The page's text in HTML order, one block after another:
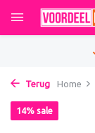
Terug Home
14% sale